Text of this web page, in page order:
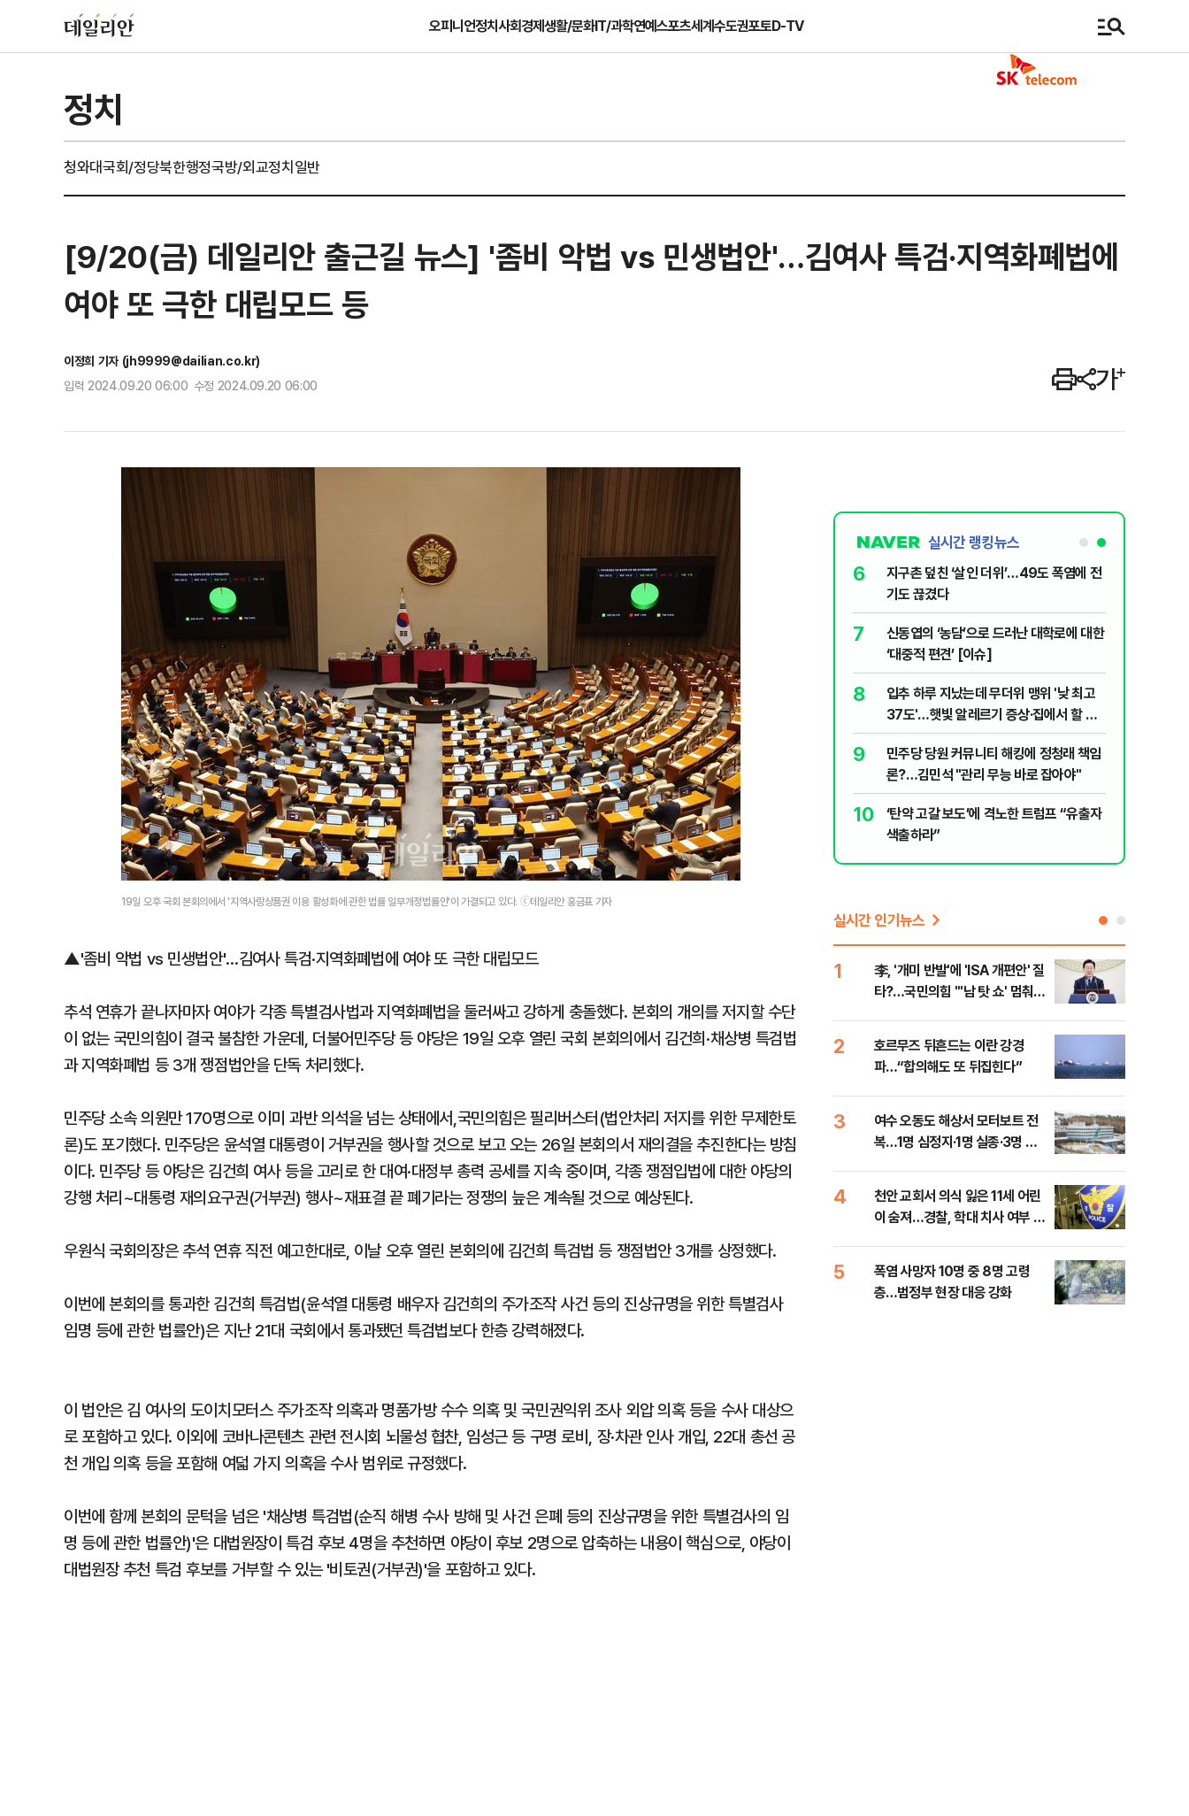
오피니언정치사회경제생활/문화IT/과학연예스포츠세계수도권포토D-TV
정치
청와대국회/정당북한행정국방/외교정치일반
[9/20(금) 데일리안 출근길 뉴스] '좀비 악법 vs 민생법안'…김여사 특검·지역화폐법에
여야 또 극한 대립모드 등
이정희 기자 (jh9999@dailian.co.kr)
입력 2024.09.20 06:00 수정 2024.09.20 06:00
19일 오후 국회 본회의에서 '지역사랑상품권 이용 활성화에 관한 법률 일부개정법률안'이 가결되고 있다. ⓒ데일리안 홍금표 기자
▲'좀비 악법 vs 민생법안'…김여사 특검·지역화폐법에 여야 또 극한 대립모드
추석 연휴가 끝나자마자 여야가 각종 특별검사법과 지역화폐법을 둘러싸고 강하게 충돌했다. 본회의 개의를 저지할 수단
이 없는 국민의힘이 결국 불참한 가운데, 더불어민주당 등 야당은 19일 오후 열린 국회 본회의에서 김건희·채상병 특검법
과 지역화폐법 등 3개 쟁점법안을 단독 처리했다.
민주당 소속 의원만 170명으로 이미 과반 의석을 넘는 상태에서,국민의힘은 필리버스터(법안처리 저지를 위한 무제한토
론)도 포기했다. 민주당은 윤석열 대통령이 거부권을 행사할 것으로 보고 오는 26일 본회의서 재의결을 추진한다는 방침
이다. 민주당 등 야당은 김건희 여사 등을 고리로 한 대여·대정부 총력 공세를 지속 중이며, 각종 쟁점입법에 대한 야당의
강행 처리~대통령 재의요구권(거부권) 행사~재표결 끝 폐기라는 정쟁의 늪은 계속될 것으로 예상된다.
우원식 국회의장은 추석 연휴 직전 예고한대로, 이날 오후 열린 본회의에 김건희 특검법 등 쟁점법안 3개를 상정했다.
이번에 본회의를 통과한 김건희 특검법(윤석열 대통령 배우자 김건희의 주가조작 사건 등의 진상규명을 위한 특별검사
임명 등에 관한 법률안)은 지난 21대 국회에서 통과됐던 특검법보다 한층 강력해졌다.
이 법안은 김 여사의 도이치모터스 주가조작 의혹과 명품가방 수수 의혹 및 국민권익위 조사 외압 의혹 등을 수사 대상으
로 포함하고 있다. 이외에 코바나콘텐츠 관련 전시회 뇌물성 협찬, 임성근 등 구명 로비, 장·차관 인사 개입, 22대 총선 공
천 개입 의혹 등을 포함해 여덟 가지 의혹을 수사 범위로 규정했다.
이번에 함께 본회의 문턱을 넘은 '채상병 특검법(순직 해병 수사 방해 및 사건 은폐 등의 진상규명을 위한 특별검사의 임
명 등에 관한 법률안)'은 대법원장이 특검 후보 4명을 추천하면 야당이 후보 2명으로 압축하는 내용이 핵심으로, 야당이
대법원장 추천 특검 후보를 거부할 수 있는 '비토권(거부권)'을 포함하고 있다.
실시간 랭킹뉴스
1
"숙련된 모습" 통영 60대女 살인사건, 미
제로 갈 가능성 있나…범인의 실체는?
천안 교회서 의식 잃은 11세 어린이 숨져…
경찰, 학대 치사 여부 수사
3
李, '개미 반발'에 'ISA 개편안' 질타?…국
민의힘 "'남 탓 쇼' 멈춰라"
4
부산 앞바다에 기름 유출한 러시아 화물
선…해경 적발
5
호르무즈 뒤흔드는 이란 강경파…“합의해
도 또 뒤집힌다”
6
지구촌 덮친 ‘살인 더위’…49도 폭염에 전
기도 끊겼다
7
신동엽의 ‘농담’으로 드러난 대학로에 대한
‘대중적 편견’ [이슈]
8
입추 하루 지났는데 무더위 맹위 '낮 최고
37도'…햇빛 알레르기 증상·집에서 할 수
있는 치료법 [오늘 날씨]
9
민주당 당원 커뮤니티 해킹에 정청래 책임
론?…김민석 "관리 무능 바로 잡아야"
10
‘탄약 고갈 보도’에 격노한 트럼프 “유출자
색출하라”
실시간 인기뉴스
1
李, '개미 반발'에 'ISA 개편안' 질
타?…국민의힘 "'남 탓 쇼' 멈춰
2
호르무즈 뒤흔드는 이란 강경
파…“합의해도 또 뒤집힌다”
3
여수 오동도 해상서 모터보트 전
복…1명 심정지·1명 실종·3명 경
4
천안 교회서 의식 잃은 11세 어린
이 숨져…경찰, 학대 치사 여부 수
5
폭염 사망자 10명 중 8명 고령
층…범정부 현장 대응 강화